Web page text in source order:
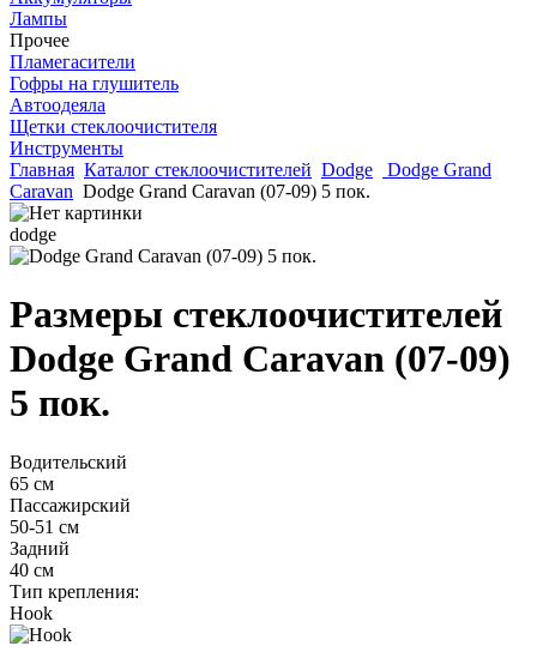
Лампы
Прочее
Пламегасители
Гофры на глушитель
Автоодеяла
Щетки стеклоочистителя
Инструменты
Главная Каталог стеклоочистителей Dodge
Dodge Grand
Caravan Dodge Grand Caravan (07-09) 5 пок.
dodge
Размеры стеклоочистителей
Dodge Grand Caravan (07-09)
5 пок.
Водительский
65 см
Пассажирский
50-51 см
Задний
40 см
Тип крепления:
Hook